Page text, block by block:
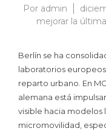
Por admin
mejorar la
Berlín se ha
laboratorios
reparto urbano. En
alemana está
visible hacia modelos
micromovilidad,